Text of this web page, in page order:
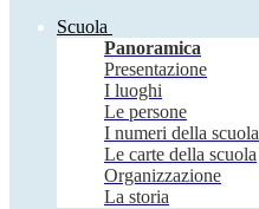
Scuola
Panoramica
Presentazione
I luoghi
Le persone
I numeri della scuola
Le carte della scuola
Organizzazione
La storia